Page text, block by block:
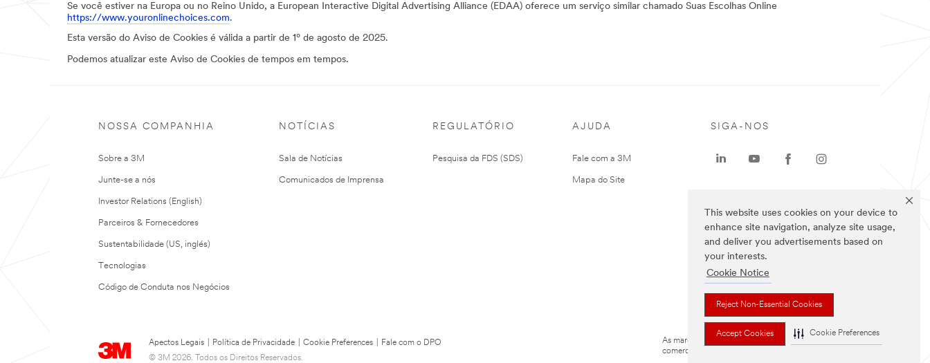
This website uses cookies on your device to
enhance site navigation, analyze site usage,
and deliver you advertisements based on
your interests.
Cookie Notice
Reject Non-Essential Cookies
Accept Cookies Cookie Preferences
Se você estiver na Europa ou no Reino Unido, a European Interactive Digital Advertising Alliance (EDAA) oferece um serviço similar chamado Suas Escolhas Online
https://www.youronlinechoices.com.
Esta versão do Aviso de Cookies é válida a partir de 1º de agosto de 2025.
Podemos atualizar este Aviso de Cookies de tempos em tempos.
NOSSA COMPANHIA
Sobre a 3M
Junte-se a nós
Investor Relations (English)
Parceiros & Fornecedores
Sustentabilidade (US, inglés)
Tecnologias
Código de Conduta nos Negócios
NOTÍCIAS
Sala de Notícias
Comunicados de Imprensa
REGULATÓRIO
Pesquisa da FDS (SDS)
AJUDA
Fale com a 3M
Mapa do Site
Apectos Legais Política de Privacidade Cookie Preferences
Fale com o DPO
© 3M 2026. Todos os Direitos Reservados.
SIGA-NOS
As marcas listadas a cima são marcas
comerciais da 3M.